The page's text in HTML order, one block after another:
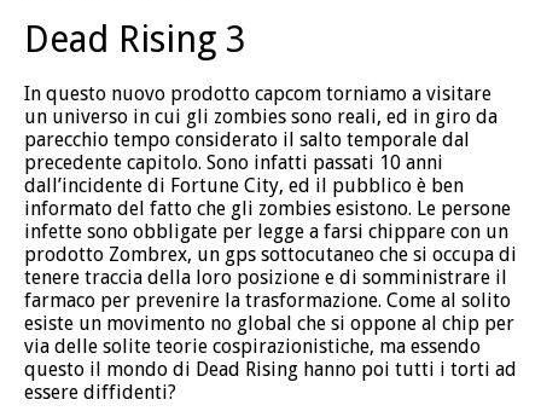
Dead Rising 3
In questo nuovo prodotto capcom torniamo a visitare
un universo in cui gli zombies sono reali, ed in giro da
parecchio tempo considerato il salto temporale dal
precedente capitolo. Sono infatti passati 10 anni
dall’incidente di Fortune City, ed il pubblico è ben
informato del fatto che gli zombies esistono. Le persone
infette sono obbligate per legge a farsi chippare con un
prodotto Zombrex, un gps sottocutaneo che si occupa di
tenere traccia della loro posizione e di somministrare il
farmaco per prevenire la trasformazione. Come al solito
esiste un movimento no global che si oppone al chip per
via delle solite teorie cospirazionistiche, ma essendo
questo il mondo di Dead Rising hanno poi tutti i torti ad
essere diffidenti?